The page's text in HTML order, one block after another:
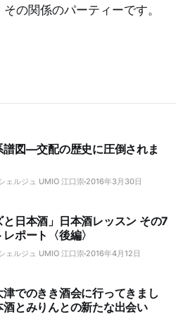
の関係のパーティーです。
譜図―交配の歴史に圧倒されま
ェルジュ UMIO 江口崇 2016年3月30日
と日本酒」日本酒レッスン その7
ポート〈後編〉
ェルジュ UMIO 江口崇 2016年4月12日
津でのきき酒会に行ってきまし
酒とみりんとの新たな出会い